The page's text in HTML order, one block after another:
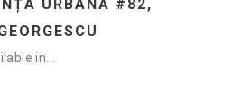
URBANĂ #82,
in...